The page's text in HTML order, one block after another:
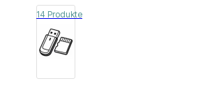
14 Produkte